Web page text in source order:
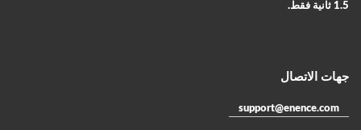
1.5 ثانية فقط.
جهات الاتصال
support@enence.com